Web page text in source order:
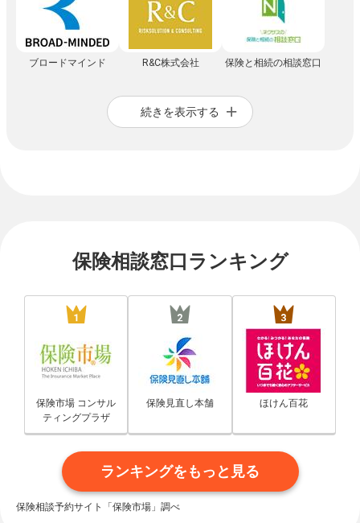
ブロードマインド R&C株式会社 保険と相続の相談窓口
続きを表示する
保険相談窓口ランキング
保険市場 コンサル
ティングプラザ
保険見直し本舗 ほけん百花
ランキングをもっと見る
保険相談予約サイト「保険市場」調べ